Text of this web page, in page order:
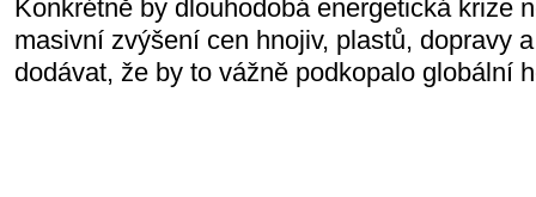
Konkrétně by dlouhodobá energetická krize
masivní zvýšení cen hnojiv, plastů, dopravy
dodávat, že by to vážně podkopalo globální